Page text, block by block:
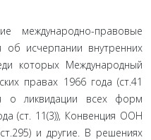
международно-правовые
об исчерпании внутренних
которых Международный
правах 1966 года (ст.41
о ликвидации всех форм
(ст. 11(3)), Конвенция ООН
и другие. В решениях